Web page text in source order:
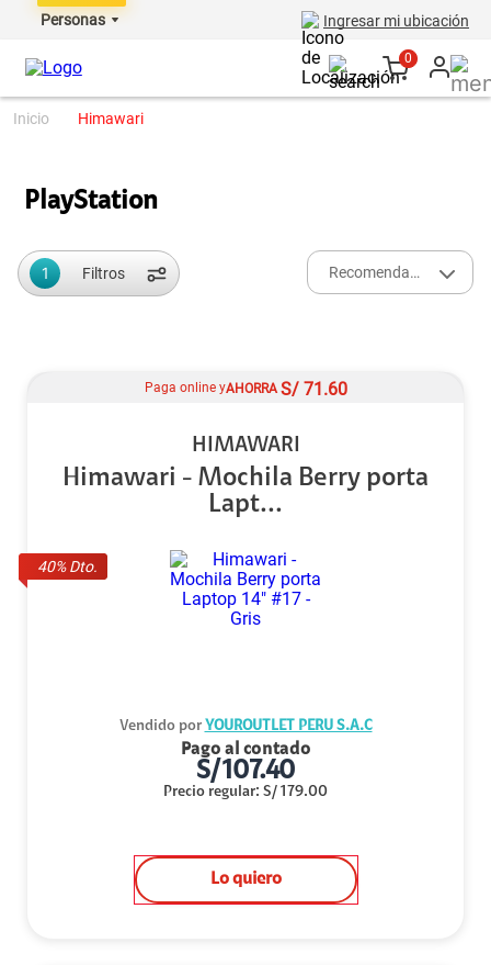
Personas Ingresar mi ubicación
0
himawari
PlayStation
1 Filtros Recomendados
40% Dto.
Paga online yAHORRA S/ 71.60
HIMAWARI
Himawari - Mochila Berry porta
Lapt...
Vendido por YOUROUTLET PERU S.A.C
Pago al contado
S/107.40
Precio regular: S/ 179.00
Lo quiero